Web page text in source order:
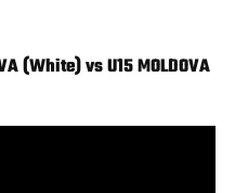
(White) vs U15 MOLDOVA